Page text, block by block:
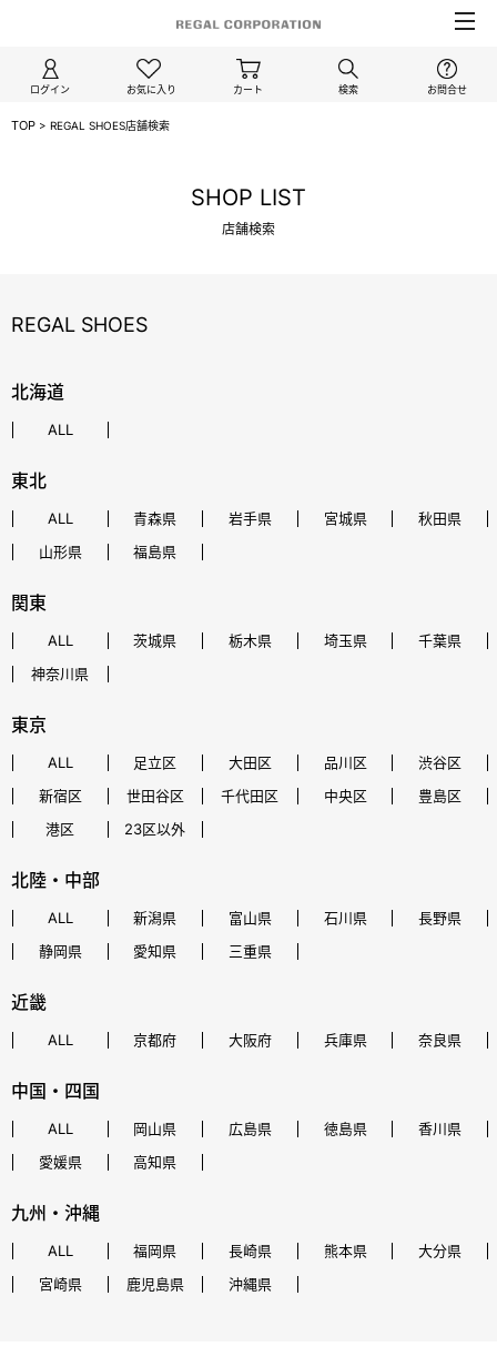
ログイン お気に入り カート 検索 お問合せ
TOP > REGAL SHOES店舗検索
SHOP LIST
店舗検索
REGAL SHOES
北海道
ALL
東北
ALL 青森県 岩手県 宮城県
秋田県
山形県
福島県
関東
ALL 茨城県 栃木県 埼玉県
千葉県
神奈川県
東京
ALL 足立区 大田区 品川区
渋谷区
新宿区
世田谷区 千代田区 中央区
豊島区
港区
23区以外
北陸・中部
ALL 新潟県 富山県 石川県
長野県
静岡県
愛知県 三重県
近畿
ALL 京都府 大阪府 兵庫県 奈良県
中国・四国
ALL 岡山県 広島県 徳島県
香川県
愛媛県
高知県
九州・沖縄
ALL 福岡県 長崎県 熊本県
大分県
宮崎県
鹿児島県 沖縄県